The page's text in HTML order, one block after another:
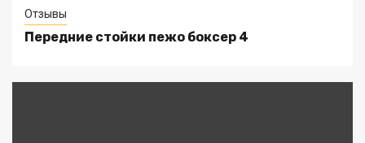
Отзывы
Передние стойки пежо боксер 4